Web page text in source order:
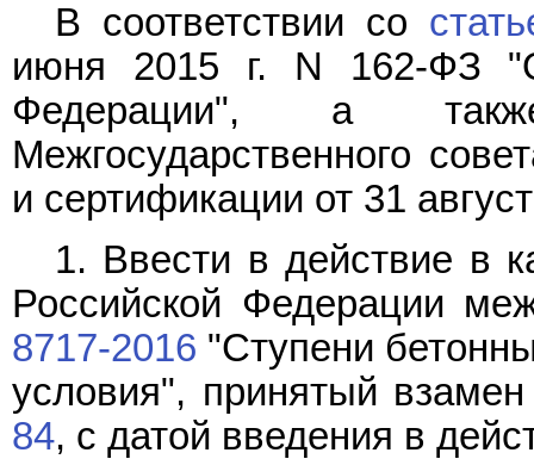
В соответствии со
июня 2015 г. N 162-ФЗ "О
Федерации", а
Межгосударственного
и сертификации от 31
1. Ввести в действие в
Российской Федерации
8717-2016 "Ступени
условия", принятый
84, с датой введения в